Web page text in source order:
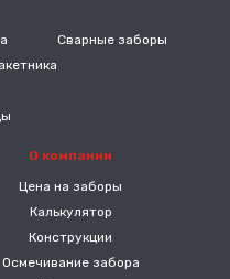
Сварные заборы
О компании
Цена на заборы
Калькулятор
Конструкции
Осмечивание забора